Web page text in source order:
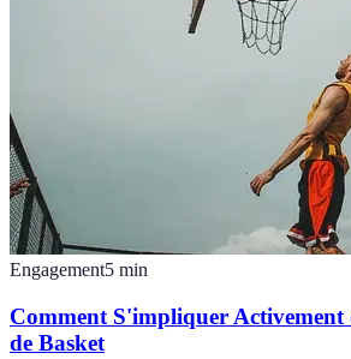
Engagement5 min
Comment S'impliquer Activement
de Basket